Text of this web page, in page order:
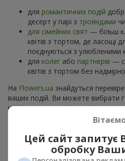
для романтичних подій
десерт у парі з трояндами чи
для сімейних свят — більш
квітів з тортом, де ласощі
поєднуються з улюбленими
для колег або партнерів —
квітів з тортом без
На Flowers.ua знайдуться
ваших подій. Ви можете вибрати
квітів з тортом з відповідного
замовити окремо солодкий
Торти з
Цей сайт запитує
обробку